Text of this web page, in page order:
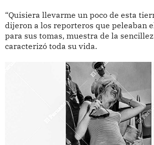
“Quisiera llevarme un poco de esta
dijeron a los reporteros que peleaban
para sus tomas, muestra de la
caracterizó toda su vida.